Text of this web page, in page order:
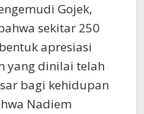
Gojek,
sekitar 250
apresiasi
yang dinilai telah
bagi kehidupan
Nadiem